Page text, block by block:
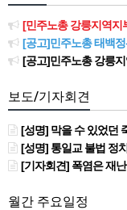
[민주노총 강릉지역지부]민
[공고]민주노총 태백정선
[공고]민주노총 강릉지
보도/기자회견
[성명] 막을 수 있었던 죽음, HL만도가 책
[성명] 통일교 불법 정치
[기자회견] 폭염은 재난이다! 폭염으로부
월간 주요일정